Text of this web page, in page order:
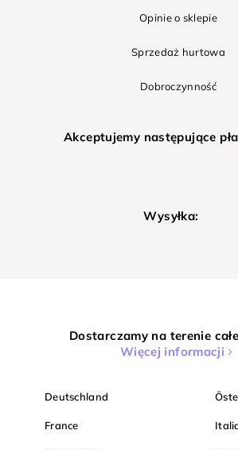
Opinie o sklepie
Sprzedaż hurtowa
Dobroczynność
Akceptujemy następujące
Wysyłka:
Dostarczamy na terenie
Więcej informacji
Deutschland
France